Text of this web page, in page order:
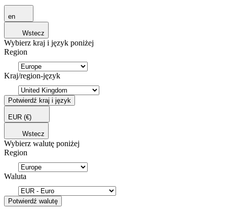
en
Wstecz
Wybierz kraj i język poniżej
Region
Kraj/region-język
Potwierdź kraj i język
EUR (€)
Wstecz
Wybierz walutę poniżej
Region
Waluta
Potwierdź walutę